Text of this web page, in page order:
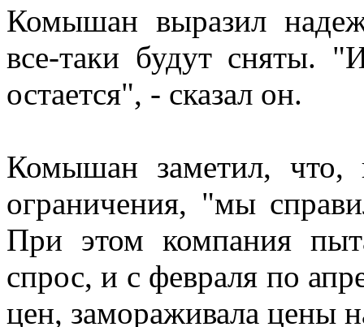
Комышан выразил
все-таки будут сняты.
остается", - сказал он.
Комышан заметил, что,
ограничения, "мы
При этом компания
спрос, и с февраля по
цен, замораживала цены